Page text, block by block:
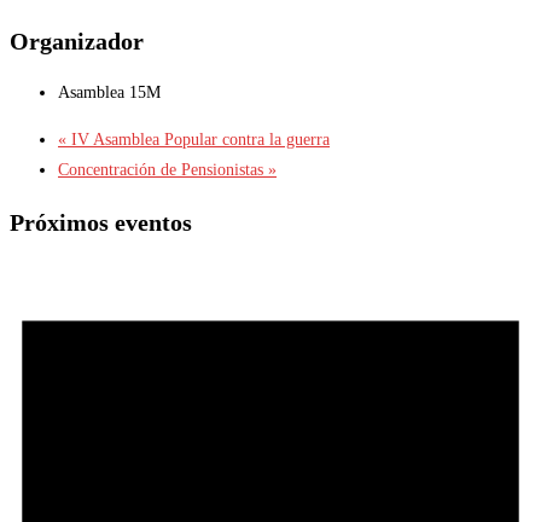
Organizador
Asamblea 15M
« IV Asamblea Popular contra la guerra
Concentración de Pensionistas »
Próximos eventos